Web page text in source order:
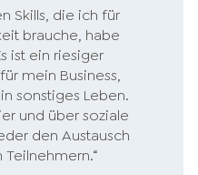
Skills, die ich für
brauche, habe
ist ein riesiger
mein Business,
sonstiges Leben.
und über soziale
den Austausch